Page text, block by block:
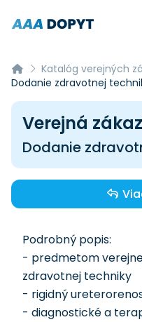
Katalóg verejných
Dodanie zdravotnej
Verejná
Dodanie
Podrobný popis:
- predmetom
zdravotnej techniky
- rigidný
- diagnostické a